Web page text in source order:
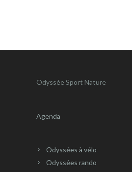
Odyssée Sport Nature
Agenda
Odyssées à vélo
Odyssées rando